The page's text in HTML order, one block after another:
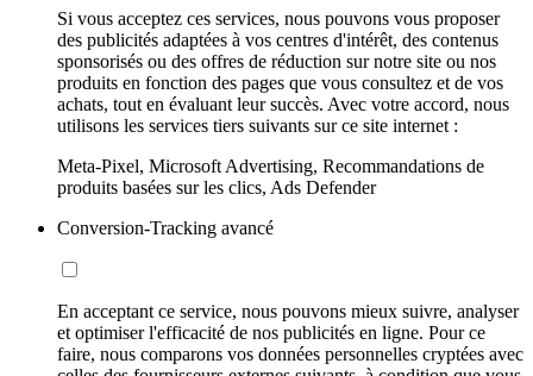
Si vous acceptez ces services, nous pouvons vous proposer
des publicités adaptées à vos centres d'intérêt, des contenus
sponsorisés ou des offres de réduction sur notre site ou nos
produits en fonction des pages que vous consultez et de vos
achats, tout en évaluant leur succès. Avec votre accord, nous
utilisons les services tiers suivants sur ce site internet :
Meta-Pixel, Microsoft Advertising, Recommandations de
produits basées sur les clics, Ads Defender
Conversion-Tracking avancé
En acceptant ce service, nous pouvons mieux suivre, analyser
et optimiser l'efficacité de nos publicités en ligne. Pour ce
faire, nous comparons vos données personnelles cryptées avec